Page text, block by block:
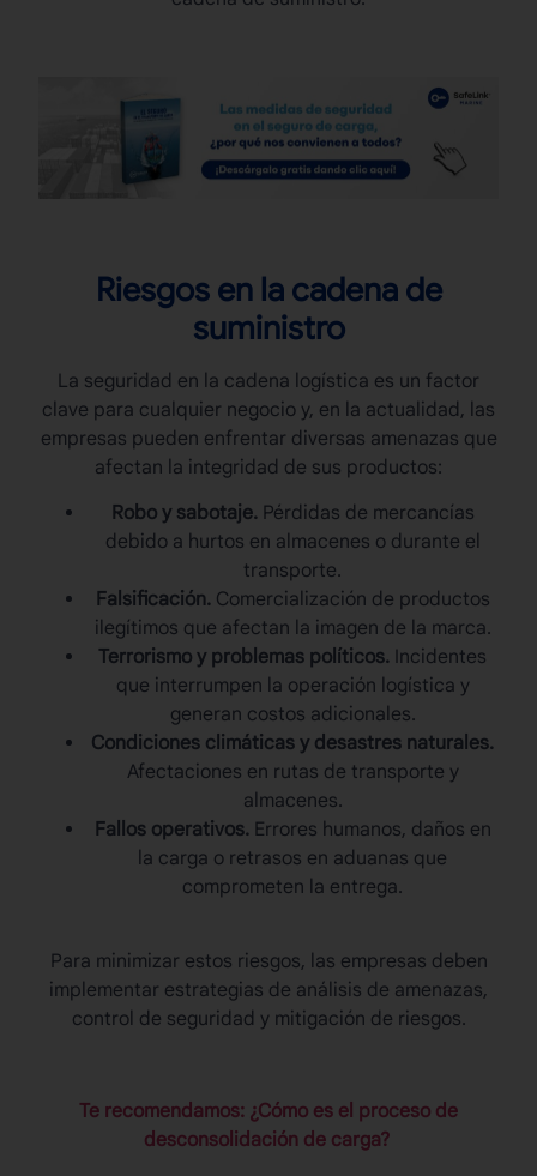
Riesgos en la cadena de
suministro
La seguridad en la cadena logística es un factor
clave para cualquier negocio y, en la actualidad, las
empresas pueden enfrentar diversas amenazas que
afectan la integridad de sus productos:
Robo y sabotaje.Pérdidas de mercancías
debido a hurtos en almacenes o durante el
transporte.
Falsificación.Comercialización de productos
ilegítimos que afectan la imagen de la marca.
Terrorismo y problemas políticos. Incidentes
que interrumpen la operación logística y
generan costos adicionales.
Condiciones climáticas y desastres naturales.
Afectaciones en rutas de transporte y
almacenes.
Fallos operativos.Errores humanos, daños en
la carga o retrasos en aduanas que
comprometen la entrega.
Para minimizar estos riesgos, las empresas deben
implementar estrategias de análisis de amenazas,
control de seguridad y mitigación de riesgos.
Te recomendamos: ¿Cómo es el proceso de
desconsolidación de carga?